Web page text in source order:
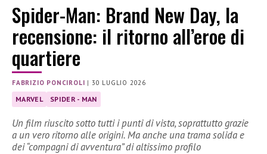
Spider-Man: Brand New Day, la
recensione: il ritorno all’eroe di
quartiere
FABRIZIO PONCIROLI | 30 LUGLIO 2026
MARVEL SPIDER - MAN
Un film riuscito sotto tutti i punti di vista, soprattutto grazie
a un vero ritorno alle origini. Ma anche una trama solida e
dei “compagni di avventura” di altissimo profilo